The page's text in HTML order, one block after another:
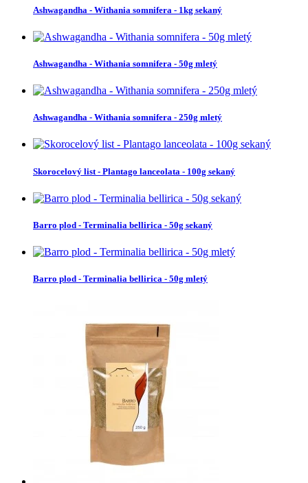
Ashwagandha - Withania somnifera - 1kg sekaný
Ashwagandha - Withania somnifera - 50g mletý
Ashwagandha - Withania somnifera - 250g mletý
Skorocelový list - Plantago lanceolata - 100g sekaný
Barro plod - Terminalia bellirica - 50g sekaný
Barro plod - Terminalia bellirica - 50g mletý